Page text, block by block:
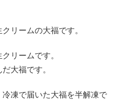
リームの大福です。
リームです。
大福です。
凍で届いた大福を半解凍で